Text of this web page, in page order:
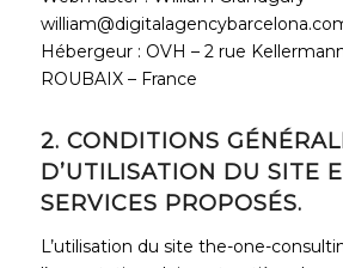
Hébergeur : OVH – 2 rue
ROUBAIX – France
2. CONDITIONS
D’UTILISATION DU SITE
SERVICES PROPOSÉS.
L’utilisation du site the-one-